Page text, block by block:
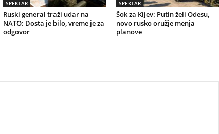
SPEKTAR
Ruski general traži udar na
NATO: Dosta je bilo, vreme je za
odgovor
SPEKTAR
Šok za Kijev: Putin želi Odesu,
novo rusko oružje menja
planove